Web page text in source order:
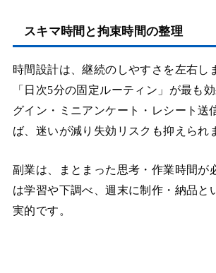
スキマ時間と拘束時間の整理
時間設計は、継続のしやすさを左右し
「日次5分の固定ルーティン」が最も
グイン・ミニアンケート・レシート送
ば、迷いが減り失効リスクも抑えられ
副業は、まとまった思考・作業時間が
は学習や下調べ、週末に制作・納品と
実的です。